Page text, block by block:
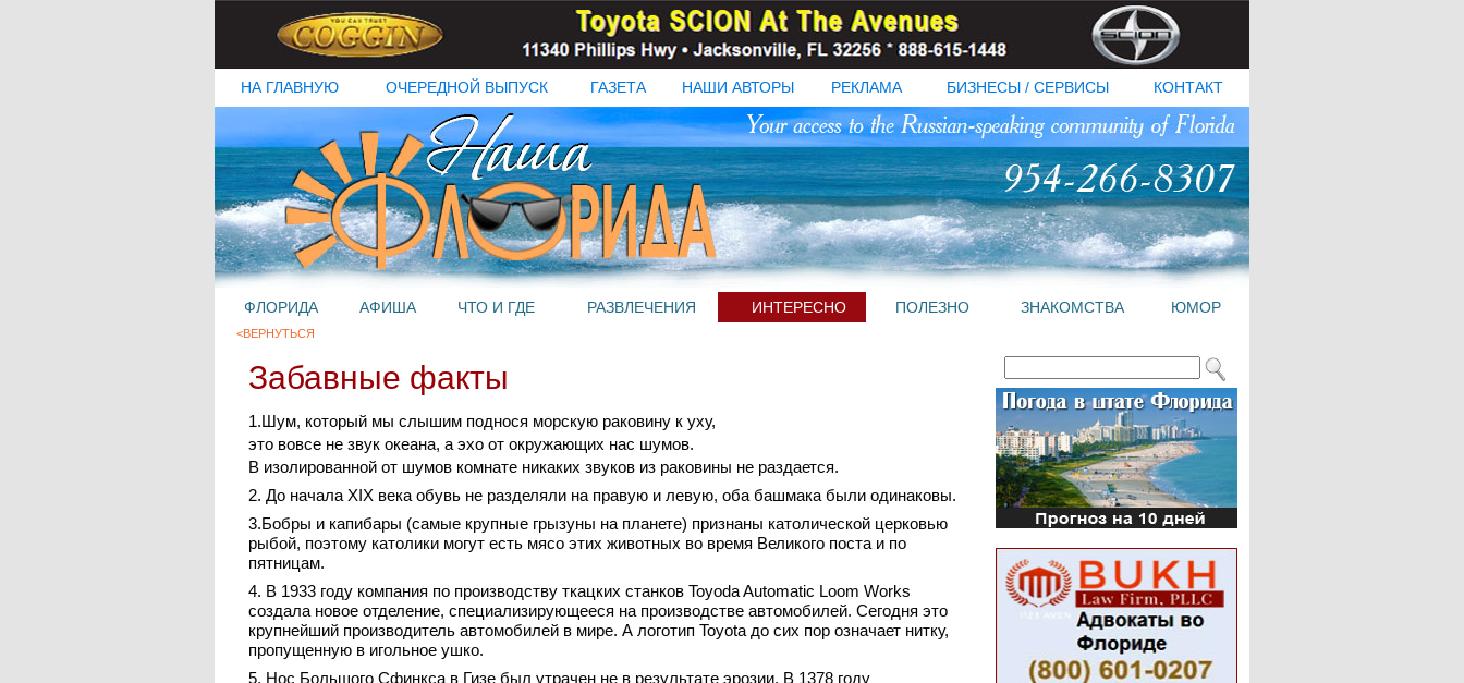
НА ГЛАВНУЮ ОЧЕРЕДНОЙ ВЫПУСК ГАЗЕТА НАШИ АВТОРЫ РЕКЛАМА БИЗНЕСЫ / СЕРВИСЫ КОНТАКТ
ФЛОРИДА АФИША ЧТО И ГДЕ РАЗВЛЕЧЕНИЯ ИНТЕРЕСНО ПОЛЕЗНО ЗНАКОМСТВА ЮМОР
<ВЕРНУТЬСЯ
Забавные факты
1.Шум, который мы слышим поднося морскую раковину к уху,
это вовсе не звук океана, а эхо от окружающих нас шумов.
В изолированной от шумов комнате никаких звуков из раковины не раздается.
2. До начала XIX века обувь не разделяли на правую и левую, оба башмака были одинаковы.
3.Бобры и капибары (самые крупные грызуны на планете) признаны католической церковью
рыбой, поэтому католики могут есть мясо этих животных во время Великого поста и по
пятницам.
4. В 1933 году компания по производству ткацких станков Toyoda Automatic Loom Works
создала новое отделение, специализирующееся на производстве автомобилей. Сегодня это
крупнейший производитель автомобилей в мире. А логотип Toyota до сих пор означает нитку,
пропущенную в игольное ушко.
5. Нос Большого Сфинкса в Гизе был утрачен не в результате эрозии. В 1378 году